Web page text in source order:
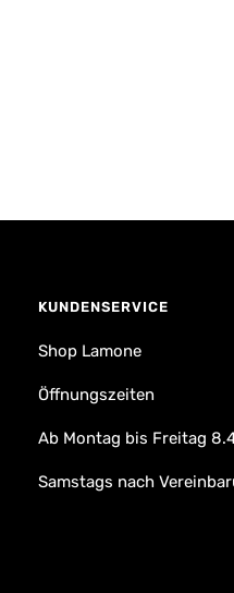
KUNDENSERVICE
Shop Lamone
Öffnungszeiten
Ab Montag bis Freitag
Samstags nach